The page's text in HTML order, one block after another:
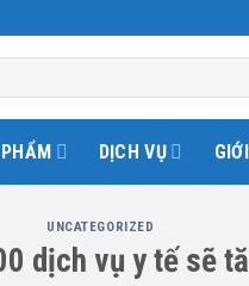
DỊCH VỤ
UNCATEGORIZED
dịch vụ y tế sẽ